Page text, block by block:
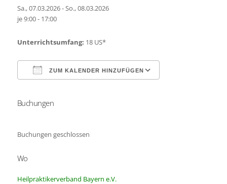
Sa., 07.03.2026 - So., 08.03.2026
je 9:00 - 17:00
Unterrichtsumfang: 18 US*
ZUM KALENDER HINZUFÜGEN
ICS herunterladen
Buchungen
Buchungen geschlossen
Wo
Heilpraktikerverband Bayern e.V.